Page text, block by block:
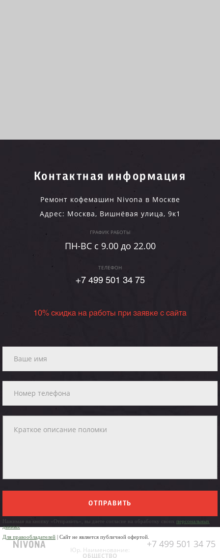
Контактная информация
Ремонт кофемашин Nivona в Москве
Адрес: Москва, Вишнёвая улица, 9к1
ГРАФИК РАБОТЫ
ПН-ВC c 9.00 до 22.00
ТЕЛЕФОН
+7 499 501 34 75
10% скидка на работы при заявке с сайта
ОТПРАВИТЬ
Нажимая на кнопку «Отправить», вы даете согласие на обработку своих персональных
данных
Для правообладателей | Сайт не является публичной офертой.
+7 499 501 34 75
Юр. Наименование:
ОБЩЕСТВО